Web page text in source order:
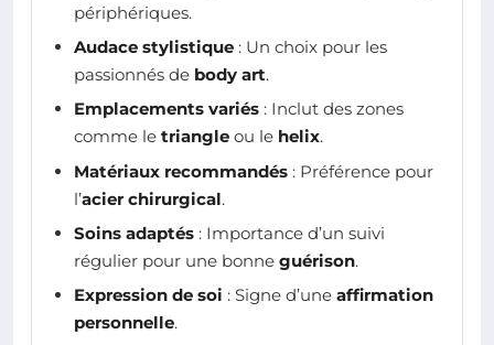
périphériques.
Audace stylistique : Un choix pour les
passionnés de body art.
Emplacements variés : Inclut des zones
comme le triangle ou le helix.
Matériaux recommandés : Préférence pour
l’acier chirurgical.
Soins adaptés : Importance d’un suivi
régulier pour une bonne guérison.
Expression de soi : Signe d’une affirmation
personnelle.